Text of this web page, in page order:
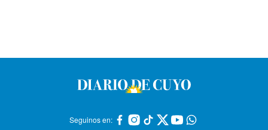
Seguinos en: